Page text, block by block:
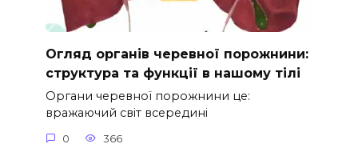
Огляд органів черевної порожнини:
структура та функції в нашому тілі
Органи черевної порожнини це:
вражаючий світ всередині
0 366